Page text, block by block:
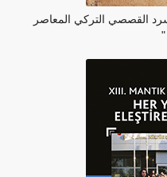
القصصي التركي المعاصر